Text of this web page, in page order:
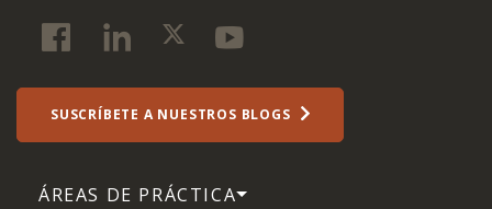
SUSCRÍBETE A NUESTROS BLOGS
ÁREAS DE PRÁCTICA